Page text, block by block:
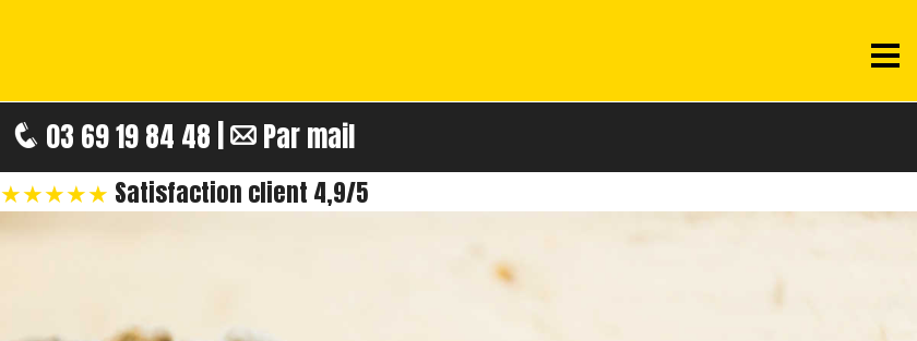
03 69 19 84 48 | Par mail
★★★★★ Satisfaction client 4,9/5